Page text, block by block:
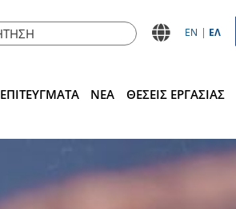
ΕN ΕΛ
ΕΠΙΤΕΎΓΜΑΤΑ ΝΈΑ ΘΕΣΕΙΣ ΕΡΓΑΣΊΑΣ